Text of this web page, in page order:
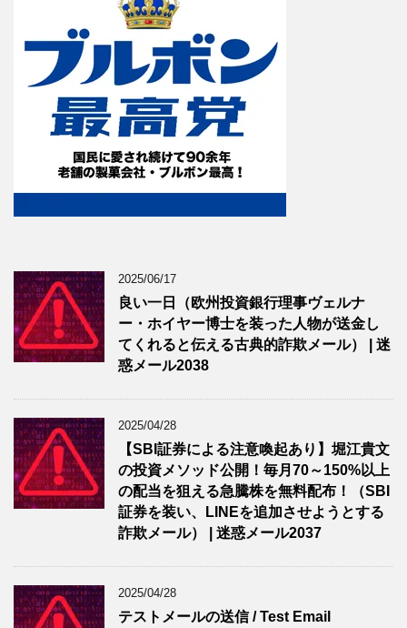
2025/06/17
良い一日（欧州投資銀行理事ヴェルナ
ー・ホイヤー博士を装った人物が送金し
てくれると伝える古典的詐欺メール） | 迷
惑メール2038
2025/04/28
【SBI証券による注意喚起あり】堀江貴文
の投資メソッド公開！毎月70～150%以上
の配当を狙える急騰株を無料配布！（SBI
証券を装い、LINEを追加させようとする
詐欺メール） | 迷惑メール2037
2025/04/28
テストメールの送信 / Test Email